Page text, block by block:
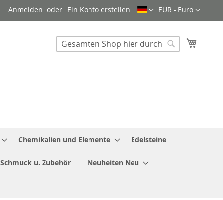
Währung
EUR - Euro
Sprache
Anmelden Ein Konto erstellen
Search
Chemikalien und Elemente Edelsteine
Schmuck u. Zubehör Neuheiten Neu